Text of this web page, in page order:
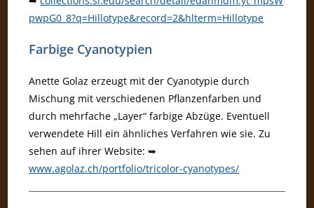
pwpG0_8?q=Hillotype&record=2&hlterm=Hillotype
Farbige Cyanotypien
Anette Golaz erzeugt mit der Cyanotypie durch
Mischung mit verschiedenen Pflanzenfarben und
durch mehrfache „Layer“ farbige Abzüge. Eventuell
verwendete Hill ein ähnliches Verfahren wie sie. Zu
sehen auf ihrer Website: ➥
www.agolaz.ch/portfolio/tricolor-cyanotypes/